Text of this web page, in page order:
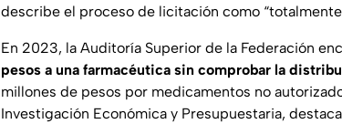
describe el proceso de licitación como “totalmente
En 2023, la Auditoría Superior de la Federación
pesos a una farmacéutica sin comprobar la
millones de pesos por medicamentos no
Investigación Económica y Presupuestaria,